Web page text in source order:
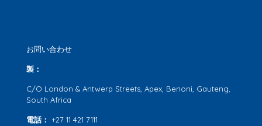
お問い合わせ
製：
C/O London & Antwerp Streets, Apex, Benoni, Gauteng,
South Africa
電話： +27 11 421 7111